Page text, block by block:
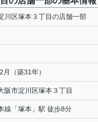
川区塚本３丁目の店舗一部
月（築31年）
阪市淀川区塚本 ３丁目
線 「塚本 」駅 徒歩8分